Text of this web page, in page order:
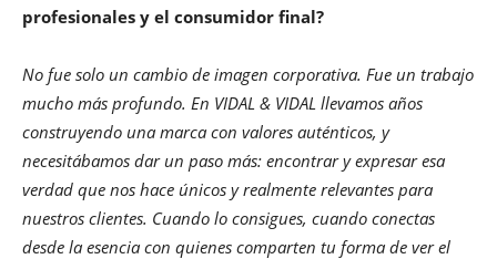
profesionales y el consumidor final?
No fue solo un cambio de imagen corporativa. Fue un trabajo
mucho más profundo. En VIDAL & VIDAL llevamos años
construyendo una marca con valores auténticos, y
necesitábamos dar un paso más: encontrar y expresar esa
verdad que nos hace únicos y realmente relevantes para
nuestros clientes. Cuando lo consigues, cuando conectas
desde la esencia con quienes comparten tu forma de ver el